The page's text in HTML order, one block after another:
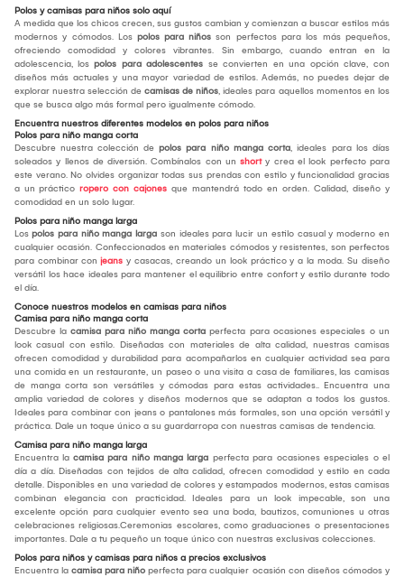
Polos y camisas para niños solo aquí
A medida que los chicos crecen, sus gustos cambian y comienzan a buscar estilos más
modernos y cómodos. Los polos para niños son perfectos para los más pequeños,
ofreciendo comodidad y colores vibrantes. Sin embargo, cuando entran en la
adolescencia, los polos para adolescentes se convierten en una opción clave, con
diseños más actuales y una mayor variedad de estilos. Además, no puedes dejar de
explorar nuestra selección de camisas de niños, ideales para aquellos momentos en los
que se busca algo más formal pero igualmente cómodo.
Encuentra nuestros diferentes modelos en polos para niños
Polos para niño manga corta
Descubre nuestra colección de polos para niño manga corta, ideales para los días
soleados y llenos de diversión. Combínalos con un shorty crea el look perfecto para
este verano. No olvides organizar todas sus prendas con estilo y funcionalidad gracias
a un práctico ropero con cajones que mantendrá todo en orden. Calidad, diseño y
comodidad en un solo lugar.
Polos para niño manga larga
Los polos para niño manga larga son ideales para lucir un estilo casual y moderno en
cualquier ocasión. Confeccionados en materiales cómodos y resistentes, son perfectos
para combinar con jeans y casacas, creando un look práctico y a la moda. Su diseño
versátil los hace ideales para mantener el equilibrio entre confort y estilo durante todo
el día.
Conoce nuestros modelos en camisas para niños
Camisa para niño manga corta
Descubre la camisa para niño manga corta perfecta para ocasiones especiales o un
look casual con estilo. Diseñadas con materiales de alta calidad, nuestras camisas
ofrecen comodidad y durabilidad para acompañarlos en cualquier actividad sea para
una comida en un restaurante, un paseo o una visita a casa de familiares, las camisas
de manga corta son versátiles y cómodas para estas actividades.. Encuentra una
amplia variedad de colores y diseños modernos que se adaptan a todos los gustos.
Ideales para combinar con jeans o pantalones más formales, son una opción versátil y
práctica. Dale un toque único a su guardarropa con nuestras camisas de tendencia.
Camisa para niño manga larga
Encuentra la camisa para niño manga larga perfecta para ocasiones especiales o el
día a día. Diseñadas con tejidos de alta calidad, ofrecen comodidad y estilo en cada
detalle. Disponibles en una variedad de colores y estampados modernos, estas camisas
combinan elegancia con practicidad. Ideales para un look impecable, son una
excelente opción para cualquier evento sea una boda, bautizos, comuniones u otras
celebraciones religiosas.Ceremonias escolares, como graduaciones o presentaciones
importantes. Dale a tu pequeño un toque único con nuestras exclusivas colecciones.
Polos para niños y camisas para niños a precios exclusivos
Encuentra la camisa para niño perfecta para cualquier ocasión con diseños cómodos y